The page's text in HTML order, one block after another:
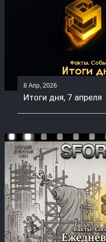
8 Апр, 2026
Итоги дня, 7 апреля